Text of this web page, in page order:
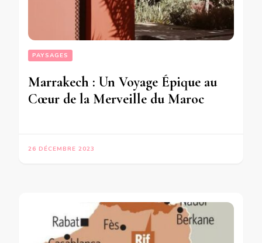
PAYSAGES
Marrakech : Un Voyage Épique au
Cœur de la Merveille du Maroc
26 DÉCEMBRE 2023